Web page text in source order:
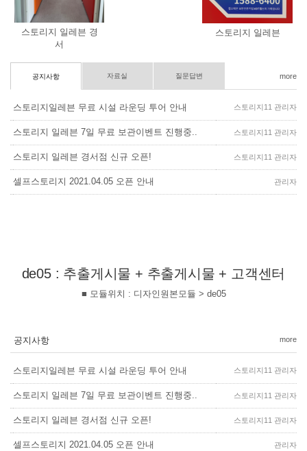
스토리지 일레븐 경
서
스토리지 일레븐
공지사항 자료실 질문답변 more
스토리지일레븐 무료 시설 라운딩 투어 안내 스토리지11 관리자
스토리지 일레븐 7일 무료 보관이벤트 진행중.. 스토리지11 관리자
스토리지 일레븐 경서점 신규 오픈! 스토리지11 관리자
셀프스토리지 2021.04.05 오픈 안내 관리자
de05 : 추출게시물 + 추출게시물 + 고객센터
■ 모듈위치 : 디자인원본모듈 > de05
공지사항 more
스토리지일레븐 무료 시설 라운딩 투어 안내 스토리지11 관리자
스토리지 일레븐 7일 무료 보관이벤트 진행중.. 스토리지11 관리자
스토리지 일레븐 경서점 신규 오픈! 스토리지11 관리자
셀프스토리지 2021.04.05 오픈 안내 관리자